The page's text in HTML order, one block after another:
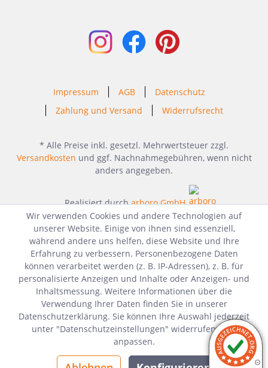
Impressum AGB
Datenschutz
Zahlung und Versand
Widerrufsrecht
* Alle Preise inkl. gesetzl. Mehrwertsteuer zzgl.
Versandkosten und ggf. Nachnahmegebühren, wenn nicht
anders angegeben.
Realisiert durcharboro GmbH
Wir verwenden Cookies und andere Technologien auf
unserer Website. Einige von ihnen sind essenziell,
während andere uns helfen, diese Website und Ihre
Erfahrung zu verbessern. Personenbezogene Daten
können verarbeitet werden (z. B. IP-Adressen), z. B. für
personalisierte Anzeigen und Inhalte oder Anzeigen- und
Inhaltsmessung. Weitere Informationen über die
Verwendung Ihrer Daten finden Sie in unserer
Datenschutzerklärung. Sie können Ihre Auswahl jederzeit
unter "Datenschutzeinstellungen" widerrufen oder
anpassen.